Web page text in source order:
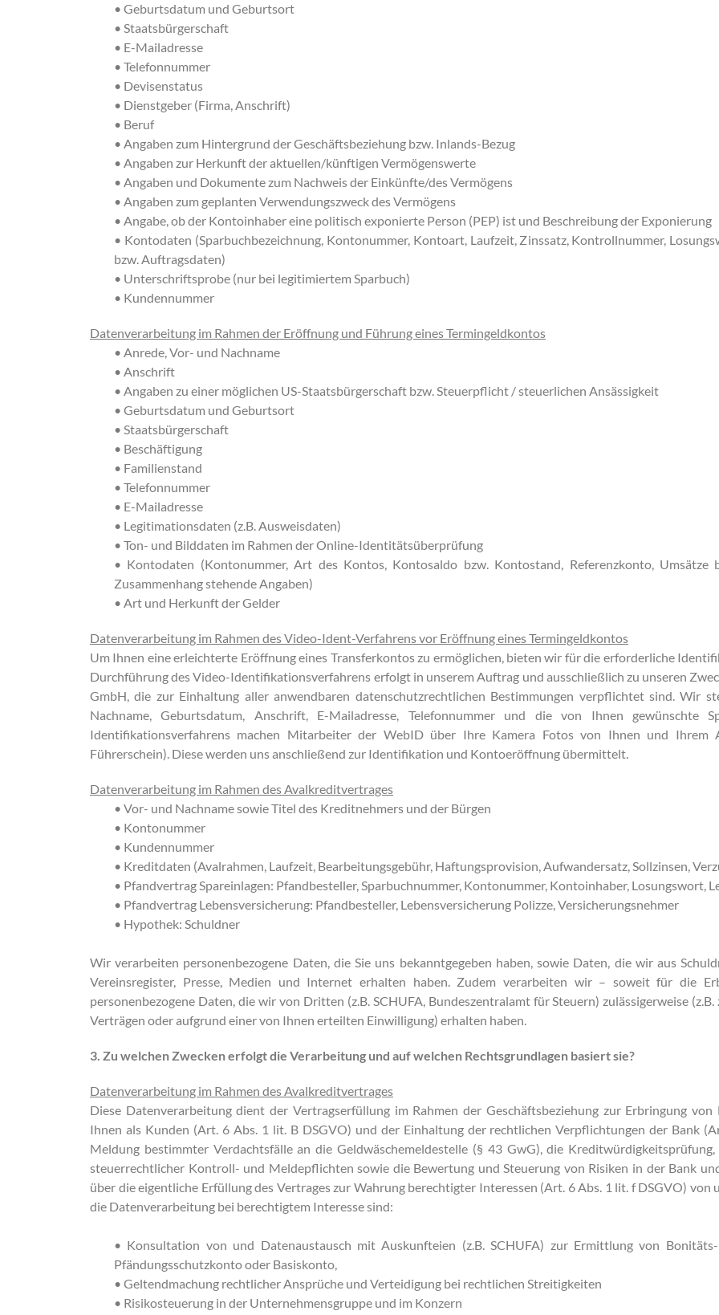
• Geburtsdatum und Geburtsort
• Staatsbürgerschaft
• E-Mailadresse
• Telefonnummer
• Devisenstatus
• Dienstgeber (Firma, Anschrift)
• Beruf
• Angaben zum Hintergrund der Geschäftsbeziehung bzw. Inlands-Bezug
• Angaben zur Herkunft der aktuellen/künftigen Vermögenswerte
• Angaben und Dokumente zum Nachweis der Einkünfte/des Vermögens
• Angaben zum geplanten Verwendungszweck des Vermögens
• Angabe, ob der Kontoinhaber eine politisch exponierte Person (PEP) ist und Beschreibung der Exponierung
• Kontodaten (Sparbuchbezeichnung, Kontonummer, Kontoart, Laufzeit, Zinssatz, Kontrollnummer,
bzw. Auftragsdaten)
• Unterschriftsprobe (nur bei legitimiertem Sparbuch)
• Kundennummer
Datenverarbeitung im Rahmen der Eröffnung und Führung eines Termingeldkontos
• Anrede, Vor- und Nachname
• Anschrift
• Angaben zu einer möglichen US-Staatsbürgerschaft bzw. Steuerpflicht / steuerlichen Ansässigkeit
• Geburtsdatum und Geburtsort
• Staatsbürgerschaft
• Beschäftigung
• Familienstand
• Telefonnummer
• E-Mailadresse
• Legitimationsdaten (z.B. Ausweisdaten)
• Ton- und Bilddaten im Rahmen der Online-Identitätsüberprüfung
• Kontodaten (Kontonummer, Art des Kontos, Kontosaldo bzw. Kontostand, Referenzkonto, Umsätze
Zusammenhang stehende Angaben)
• Art und Herkunft der Gelder
Datenverarbeitung im Rahmen des Video-Ident-Verfahrens vor Eröffnung eines Termingeldkontos
Um Ihnen eine erleichterte Eröffnung eines Transferkontos zu ermöglichen, bieten wir für die erforderliche
Durchführung des Video-Identifikationsverfahrens erfolgt in unserem Auftrag und ausschließlich zu unseren
GmbH, die zur Einhaltung aller anwendbaren datenschutzrechtlichen Bestimmungen verpflichtet sind. Wir
Nachname, Geburtsdatum, Anschrift, E-Mailadresse, Telefonnummer und die von Ihnen gewünschte
Identifikationsverfahrens machen Mitarbeiter der WebID über Ihre Kamera Fotos von Ihnen und Ihrem
Führerschein). Diese werden uns anschließend zur Identifikation und Kontoeröffnung übermittelt.
Datenverarbeitung im Rahmen des Avalkreditvertrages
• Vor- und Nachname sowie Titel des Kreditnehmers und der Bürgen
• Kontonummer
• Kundennummer
• Kreditdaten (Avalrahmen, Laufzeit, Bearbeitungsgebühr, Haftungsprovision, Aufwandersatz, Sollzinsen,
• Pfandvertrag Spareinlagen: Pfandbesteller, Sparbuchnummer, Kontonummer, Kontoinhaber, Losungswort,
• Pfandvertrag Lebensversicherung: Pfandbesteller, Lebensversicherung Polizze, Versicherungsnehmer
• Hypothek: Schuldner
Wir verarbeiten personenbezogene Daten, die Sie uns bekanntgegeben haben, sowie Daten, die wir aus
Vereinsregister, Presse, Medien und Internet erhalten haben. Zudem verarbeiten wir – soweit für die
personenbezogene Daten, die wir von Dritten (z.B. SCHUFA, Bundeszentralamt für Steuern) zulässigerweise
Verträgen oder aufgrund einer von Ihnen erteilten Einwilligung) erhalten haben.
3. Zu welchen Zwecken erfolgt die Verarbeitung und auf welchen Rechtsgrundlagen basiert sie?
Datenverarbeitung im Rahmen des Avalkreditvertrages
Diese Datenverarbeitung dient der Vertragserfüllung im Rahmen der Geschäftsbeziehung zur Erbringung
Ihnen als Kunden (Art. 6 Abs. 1 lit. B DSGVO) und der Einhaltung der rechtlichen Verpflichtungen der Bank
Meldung bestimmter Verdachtsfälle an die Geldwäschemeldestelle (§ 43 GwG), die
steuerrechtlicher Kontroll- und Meldepflichten sowie die Bewertung und Steuerung von Risiken in der Bank
über die eigentliche Erfüllung des Vertrages zur Wahrung berechtigter Interessen (Art. 6 Abs. 1 lit. f DSGVO)
die Datenverarbeitung bei berechtigtem Interesse sind:
• Konsultation von und Datenaustausch mit Auskunfteien (z.B. SCHUFA) zur Ermittlung von
Pfändungsschutzkonto oder Basiskonto,
• Geltendmachung rechtlicher Ansprüche und Verteidigung bei rechtlichen Streitigkeiten
• Risikosteuerung in der Unternehmensgruppe und im Konzern